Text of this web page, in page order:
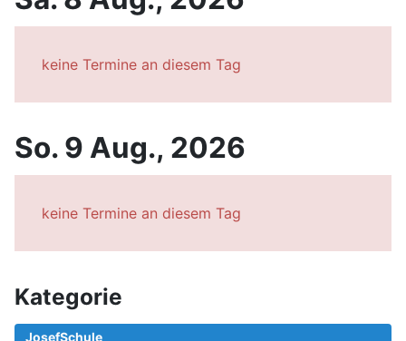
keine Termine an diesem Tag
So. 9 Aug., 2026
keine Termine an diesem Tag
Kategorie
JosefSchule